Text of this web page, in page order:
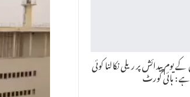
یوم پیدائش پر ریلی نکالنا کوئی
: ہائی کورٹ